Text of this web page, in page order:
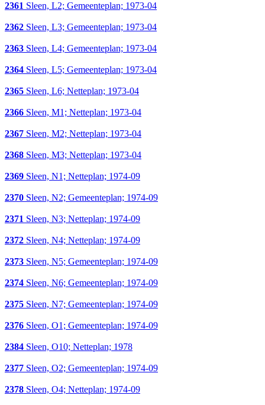
2361 Sleen, L2; Gemeenteplan; 1973-04
2362 Sleen, L3; Gemeenteplan; 1973-04
2363 Sleen, L4; Gemeenteplan; 1973-04
2364 Sleen, L5; Gemeenteplan; 1973-04
2365 Sleen, L6; Netteplan; 1973-04
2366 Sleen, M1; Netteplan; 1973-04
2367 Sleen, M2; Netteplan; 1973-04
2368 Sleen, M3; Netteplan; 1973-04
2369 Sleen, N1; Netteplan; 1974-09
2370 Sleen, N2; Gemeenteplan; 1974-09
2371 Sleen, N3; Netteplan; 1974-09
2372 Sleen, N4; Netteplan; 1974-09
2373 Sleen, N5; Gemeenteplan; 1974-09
2374 Sleen, N6; Gemeenteplan; 1974-09
2375 Sleen, N7; Gemeenteplan; 1974-09
2376 Sleen, O1; Gemeenteplan; 1974-09
2384 Sleen, O10; Netteplan; 1978
2377 Sleen, O2; Gemeenteplan; 1974-09
2378 Sleen, O4; Netteplan; 1974-09